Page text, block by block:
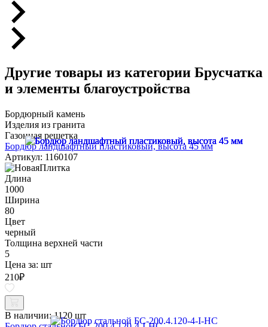
Другие товары из категории Брусчатка
и элементы благоустройства
Бордюрный камень
Изделия из гранита
Газонная решетка
Бордюр ландшафтный пластиковый, высота 45 мм
Артикул: 1160107
Длина
1000
Ширина
80
Цвет
черный
Толщина верхней части
5
Цена за: шт
210₽
В наличии: 1120 шт